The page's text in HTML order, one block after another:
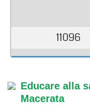
11096
Educare alla
Macerata